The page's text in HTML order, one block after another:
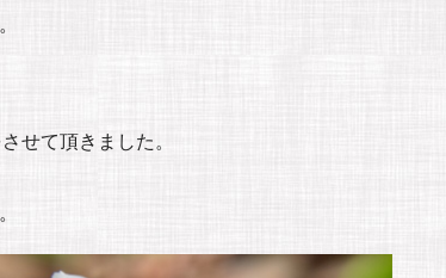
せて頂きました。